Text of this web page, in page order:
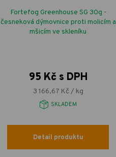
Fortefog Greenhouse SG 30g -
česneková dýmovnice proti molicím a
mšicím ve skleníku
95 Kč s DPH
3 166,67 Kč / kg
SKLADEM
Detail produktu